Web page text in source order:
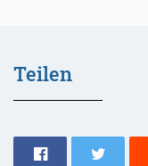
Teilen